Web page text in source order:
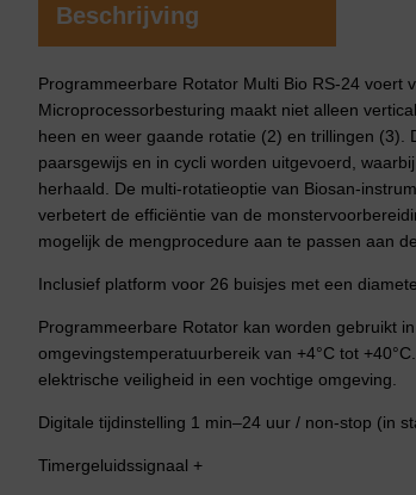
Beschrijving
Programmeerbare Rotator Multi Bio RS-24 voert
Microprocessorbesturing maakt niet alleen
heen en weer gaande rotatie (2) en trillingen (3).
paarsgewijs en in cycli worden uitgevoerd,
herhaald. De multi-rotatieoptie van Biosan-
verbetert de efficiëntie van de
mogelijk de mengprocedure aan te passen aan
Inclusief platform voor 26 buisjes met een
Programmeerbare Rotator kan worden gebruikt
omgevingstemperatuurbereik van +4°C tot
elektrische veiligheid in een vochtige omgeving.
Digitale tijdinstelling 1 min–24 uur / non-stop (in
Timergeluidssignaal +